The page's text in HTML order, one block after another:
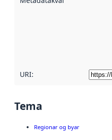
URI:
Tema
Regionar og byar